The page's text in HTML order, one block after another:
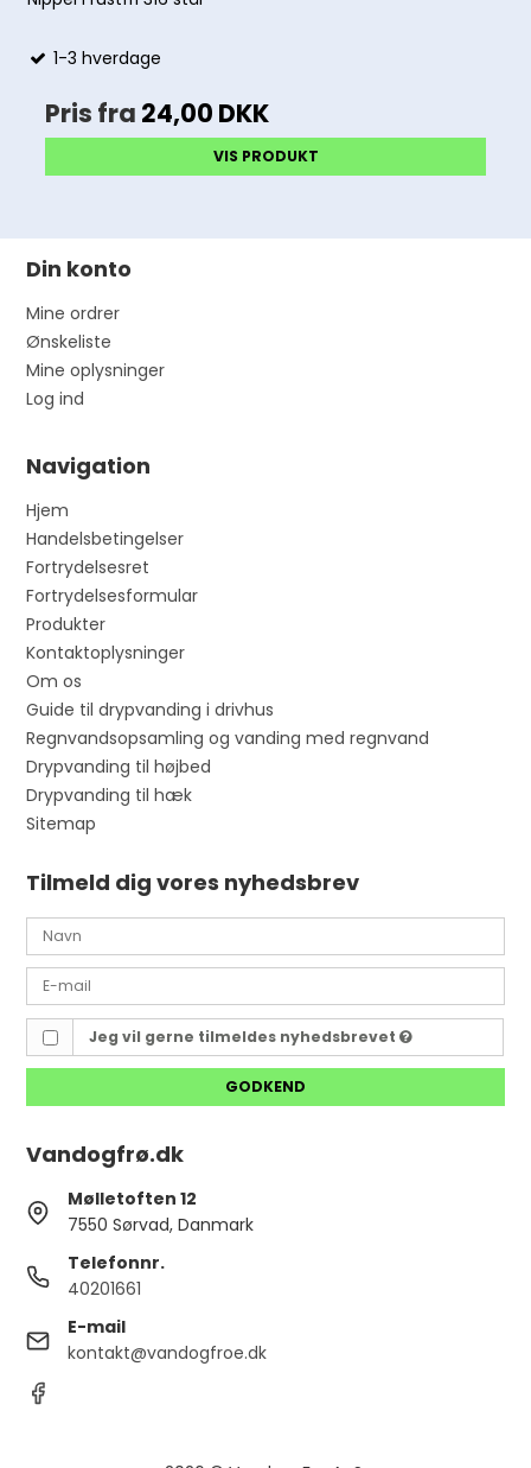
1-3 hverdage
Pris fra 24,00 DKK
VIS PRODUKT
Din konto
Mine ordrer
Ønskeliste
Mine oplysninger
Log ind
Navigation
Hjem
Handelsbetingelser
Fortrydelsesret
Fortrydelsesformular
Produkter
Kontaktoplysninger
Om os
Guide til drypvanding i drivhus
Regnvandsopsamling og vanding med regnvand
Drypvanding til højbed
Drypvanding til hæk
Sitemap
Tilmeld dig vores nyhedsbrev
Jeg vil gerne tilmeldes nyhedsbrevet
GODKEND
Vandogfrø.dk
Mølletoften 12
7550 Sørvad, Danmark
Telefonnr.
40201661
E-mail
kontakt@vandogfroe.dk